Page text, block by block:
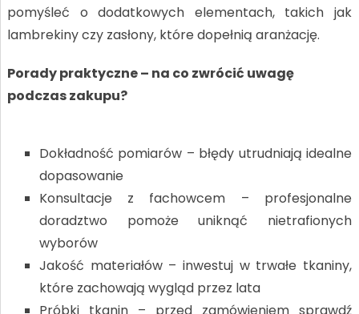
pomyśleć o dodatkowych elementach, takich jak
lambrekiny czy zasłony, które dopełnią aranżację.
Porady praktyczne – na co zwrócić uwagę
podczas zakupu?
Dokładność pomiarów – błędy utrudniają idealne
dopasowanie
Konsultacje z fachowcem – profesjonalne
doradztwo pomoże uniknąć nietrafionych
wyborów
Jakość materiałów – inwestuj w trwałe tkaniny,
które zachowają wygląd przez lata